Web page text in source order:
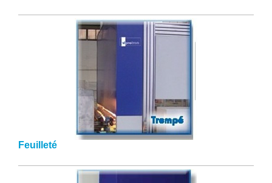
Feuilleté